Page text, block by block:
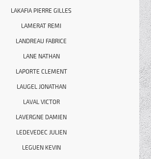
LAKAFIA PIERRE GILLES
LAMERAT REMI
LANDREAU FABRICE
LANE NATHAN
LAPORTE CLEMENT
LAUGEL JONATHAN
LAVAL VICTOR
LAVERGNE DAMIEN
LEDEVEDEC JULIEN
LEGUEN KEVIN